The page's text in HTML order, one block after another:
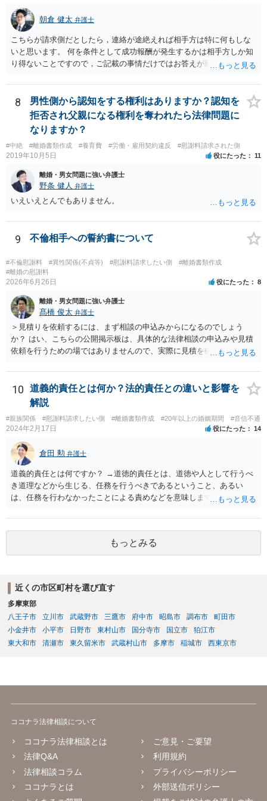
朝倉 健太 弁護士
こちらが請求側だとしたら，連絡が途絶えれば相手方は特に何もしな
いと思います。 何を条件として成功報酬が発生するかは相手方しか知
り得ないことですので，ご記載の事情だけではお答えが難しいです。
せずに続いていることも，いずれもあり得ると思います。個々の弁護
士の考え方によります。
8
男性側から認知をする権利はありますか？認知を
拒否され父親になる権利を奪われたら法律問題に
なりますか？
#中絶 #離婚書類作成 #養育費 #労働・雇用契約違反 #慰謝料請求された側
2019年10月5日 役にたった 11
離婚・男女問題に強い弁護士
野条 健人 弁護士
いえいえとんでもありません。
9 不倫相手への誓約書について
#不倫慰謝料 #異性関係(不貞等) #慰謝料請求したい側
#離婚書類作成
#離婚の慰謝料
2026年6月26日 役にたった 8
離婚・男女問題に強い弁護士
髙橋 俊太 弁護士
＞見積りを依頼するには、まず相談の申込みからになるのでしょう
か？ はい、こちらの公開掲示板は、具体的な法律相談の申込みや見積
依頼を行うための場ではありませんので、実際に見積を確認されたい
わせをしていただく必要があります。
10
道義的責任とは何か？法的責任との違いと影響を
解説
#親族関係 #慰謝料請求したい側 #離婚書類作成 #20年以上の婚姻期間 #音信不通
2024年2月17日 役にたった 14
倉田 勲 弁護士
道義的責任とは何ですか？ →道徳的責任とは、道徳や人として行うべ
き道理などから生じる、任務を行うべきであるということ、あるい
は、任務を行わなかったことによる責めなどを意味します。 道義的責
則はありませんが、道義的責任を果たさないことで、他人からの信用
を無くす、不遇を受けるなどの一般的にはそのような事実上の不利益
もっとみる
近くの市区町村を選び直す
多摩東部
八王子市
立川市 武蔵野市 三鷹市 府中市 昭島市 調布市
町田市
小金井市
小平市 日野市 東村山市 国分寺市 国立市
狛江市
東大和市
清瀬市 東久留米市 武蔵村山市 多摩市 稲城市 西東京市
ココナラ法律相談について
ココナラ法律相談とは
法律Q&A
法律相談コラム
ココナラとは
ご意見・ご要望
利用規約
プライバシーポリシー
外部送信ポリシー